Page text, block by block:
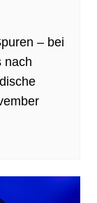
– bei
nach